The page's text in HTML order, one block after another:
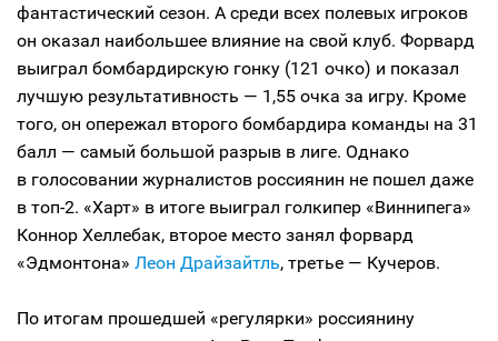
фантастический сезон. А среди всех полевых игроков
он оказал наибольшее влияние на свой клуб. Форвард
выиграл бомбардирскую гонку (121 очко) и показал
лучшую результативность — 1,55 очка за игру. Кроме
того, он опережал второго бомбардира команды на 31
балл — самый большой разрыв в лиге. Однако
в голосовании журналистов россиянин не пошел даже
в топ-2. «Харт» в итоге выиграл голкипер «Виннипега»
Коннор Хеллебак, второе место занял форвард
«Эдмонтона» Леон Драйзайтль, третье — Кучеров.
По итогам прошедшей «регулярки» россиянину